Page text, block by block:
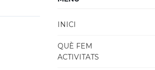
INICI
QUÈ FEM
ACTIVITATS